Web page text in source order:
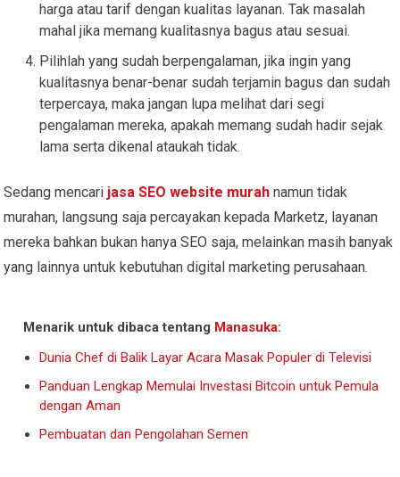
harga atau tarif dengan kualitas layanan. Tak masalah
mahal jika memang kualitasnya bagus atau sesuai.
Pilihlah yang sudah berpengalaman, jika ingin yang
kualitasnya benar-benar sudah terjamin bagus dan sudah
terpercaya, maka jangan lupa melihat dari segi
pengalaman mereka, apakah memang sudah hadir sejak
lama serta dikenal ataukah tidak.
Sedang mencari jasa SEO website murah namun tidak
murahan, langsung saja percayakan kepada Marketz, layanan
mereka bahkan bukan hanya SEO saja, melainkan masih banyak
yang lainnya untuk kebutuhan digital marketing perusahaan.
Menarik untuk dibaca tentang Manasuka:
Dunia Chef di Balik Layar Acara Masak Populer di Televisi
Panduan Lengkap Memulai Investasi Bitcoin untuk Pemula
dengan Aman
Pembuatan dan Pengolahan Semen